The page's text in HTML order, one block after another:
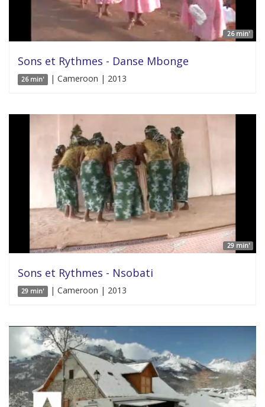
26 min'
Sons et Rythmes - Danse Mbonge
26 min' | Cameroon | 2013
29 min'
Sons et Rythmes - Nsobati
29 min' | Cameroon | 2013